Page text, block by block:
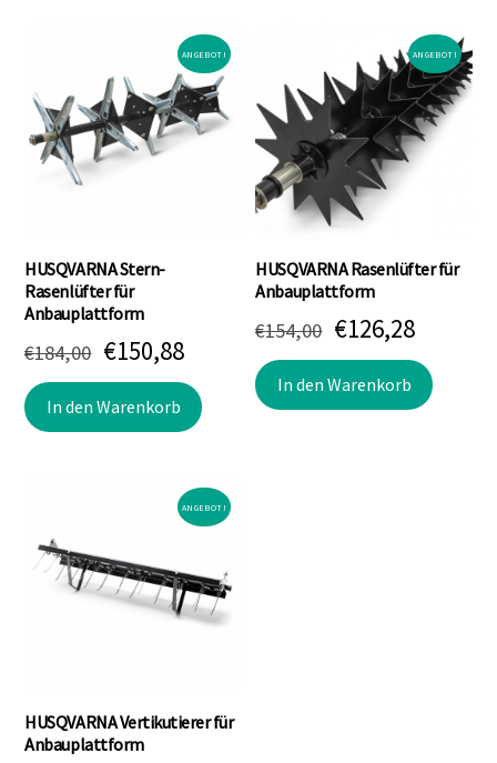
ANGEBOT!
HUSQVARNA Stern-
Rasenlüfter für
Anbauplattform
€184,00 Ursprünglicher
Preis
war:
€150,88Aktueller
Preis
ist:
In den Warenkorb
ANGEBOT!
HUSQVARNA Rasenlüfter für
Anbauplattform
€154,00 Ursprünglicher
Preis
war:
€126,28
Preis
ist:
In den Warenkorb
ANGEBOT!
HUSQVARNA Vertikutierer für
Anbauplattform